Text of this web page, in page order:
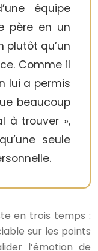
équipe
père en un
plutôt qu’un
Comme il
lui a permis
beaucoup
à trouver »,
seule
en trois temps :
sur les points
l’émotion de